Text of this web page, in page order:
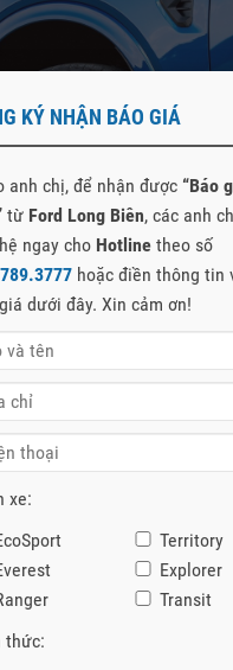
bị mâm 20 inch thiết kế
đen bóng. Kích thước lốp
4×2 AT 2026
được
được trang bị đầy các công
KÝ NHẬN BÁO GIÁ
anh chị, để nhận được “Báo
từ Ford Long Biên, các anh
ngay cho Hotline theo số
hoặc điền thông tin
dưới đây. Xin cảm ơn!
xe:
Territory
Explorer
Transit
thức: